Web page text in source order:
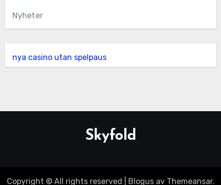
Nyheter
nya casino utan spelpaus
Skyfold
Copyright © All rights reserved | Blogus av Themeansar.